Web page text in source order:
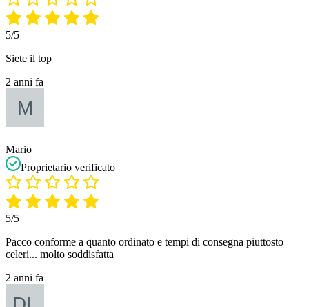
5/5
Siete il top
2 anni fa
Mario
Proprietario verificato
5/5
Pacco conforme a quanto ordinato e tempi di consegna piuttosto
celeri... molto soddisfatta
2 anni fa